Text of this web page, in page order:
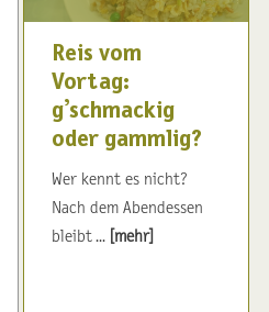
Reis vom
Vortag:
g’schmackig
oder gammlig?
Wer kennt es nicht?
Nach dem Abendessen
bleibt ... [mehr]